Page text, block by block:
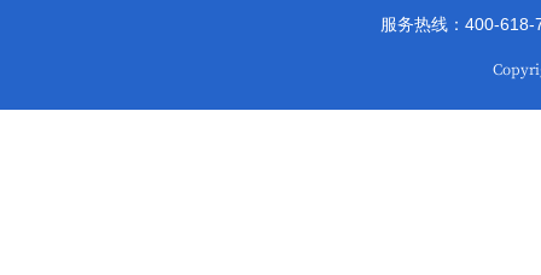
服务热线：400-